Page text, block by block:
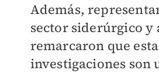
Además,
sector siderúrgico
remarcaron que
investigaciones son